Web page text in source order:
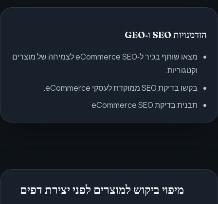
הזדמנויות SEO ו‑GEO
מצאו שותף בכיר ל‑eCommerce SEO לצמיחה של מוצרים
וקטגוריות.
בקשו בדיקת SEO ממוקדת לעסקי eCommerce.
תבנית בדיקת eCommerce SEO
מיפוי ביקוש למוצרים לפני יצירת דפים